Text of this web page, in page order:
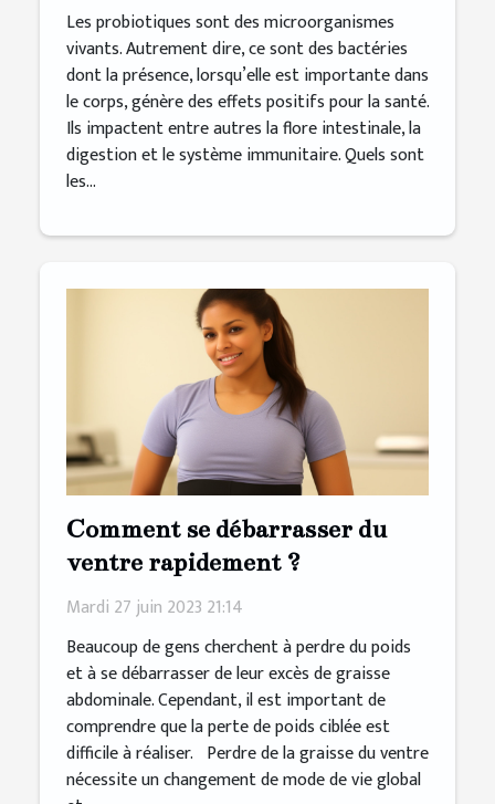
Les probiotiques sont des microorganismes
vivants. Autrement dire, ce sont des bactéries
dont la présence, lorsqu’elle est importante dans
le corps, génère des effets positifs pour la santé.
Ils impactent entre autres la flore intestinale, la
digestion et le système immunitaire. Quels sont
les...
Comment se débarrasser du
ventre rapidement ?
Mardi 27 juin 2023 21:14
Beaucoup de gens cherchent à perdre du poids
et à se débarrasser de leur excès de graisse
abdominale. Cependant, il est important de
comprendre que la perte de poids ciblée est
difficile à réaliser. Perdre de la graisse du ventre
nécessite un changement de mode de vie global